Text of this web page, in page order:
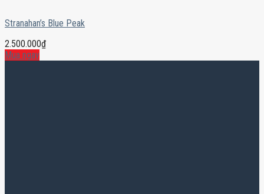
Stranahan’s Blue Peak
2.500.000₫
Mua ngay